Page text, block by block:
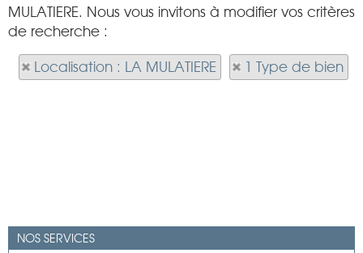
MULATIERE. Nous vous invitons à modifier vos critères
de recherche :
Localisation : LA MULATIERE 1 Type de bien
NOS SERVICES